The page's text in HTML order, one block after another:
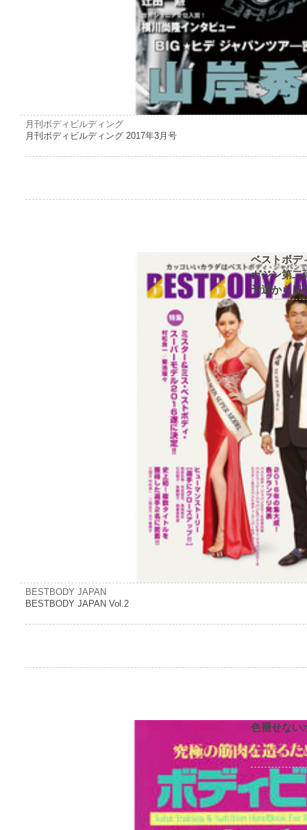
月刊ボディビルディング
月刊ボディビルディング 2017年3月号
ベストボデ
ガジン第二
予選から日
BESTBODY JAPAN
BESTBODY JAPAN Vol.2
色褪せない